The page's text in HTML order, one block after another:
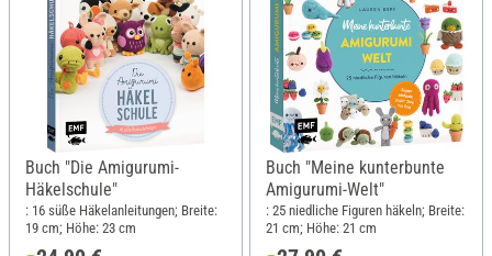
Buch "Die Amigurumi-
Häkelschule"
: 16 süße Häkelanleitungen; Breite:
19 cm; Höhe: 23 cm
Buch "Meine kunterbunte
Amigurumi-Welt"
: 25 niedliche Figuren häkeln; Breite:
21 cm; Höhe: 21 cm